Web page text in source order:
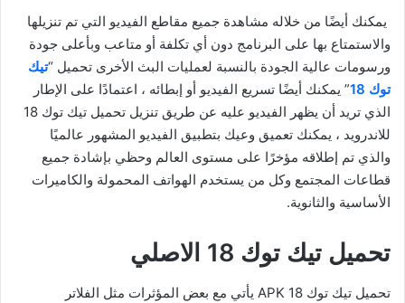
يمكنك أيضًا من خلاله مشاهدة جميع مقاطع الفيديو التي تم تنزيلها
والاستمتاع بها على البرنامج دون أي تكلفة أو متاعب وبأعلى جودة
ورسومات عالية الجودة بالنسبة لعمليات البث الأخرى تحميل “تيك
توك 18
” يمكنك أيضًا تسريع الفيديو أو إبطائه ، اعتمادًا على الإطار
الذي تريد أن يظهر الفيديو عليه عن طريق تنزيل تحميل تيك توك 18
للاندرويد ، يمكنك تعميق وعيك بتطبيق الفيديو المشهور عالميًا
والذي تم إطلاقه مؤخرًا على مستوى العالم وحظي بإشادة جميع
قطاعات المجتمع وكل من يستخدم الهواتف المحمولة والكاميرات
الأساسية والثانوية.
تحميل تيك توك 18 الاصلي
تحميل تيك توك 18 APK يأتي مع بعض المؤثرات مثل الفلاتر